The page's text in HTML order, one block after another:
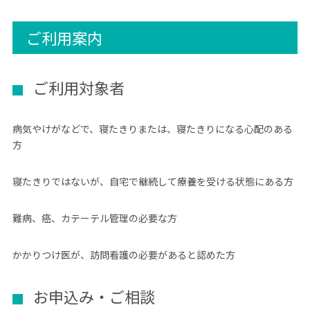
ご利用案内
ご利用対象者
病気やけがなどで、寝たきりまたは、寝たきりになる心配のある
方
寝たきりではないが、自宅で継続して療養を受ける状態にある方
難病、癌、カテーテル管理の必要な方
かかりつけ医が、訪問看護の必要があると認めた方
お申込み・ご相談